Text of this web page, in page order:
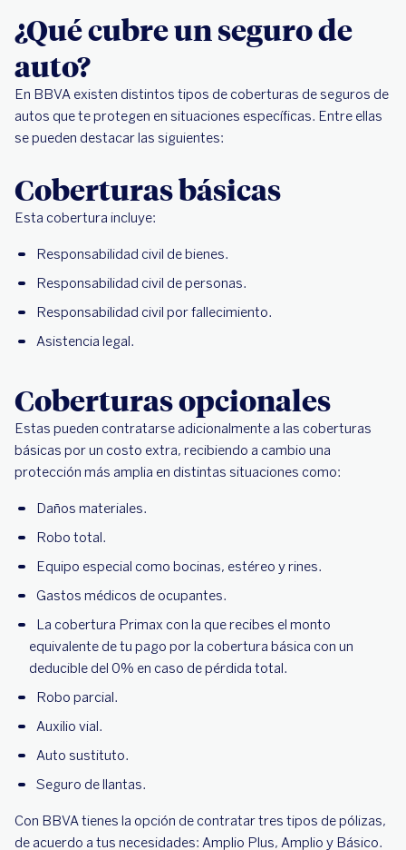
¿Qué cubre un seguro de
auto?
En BBVA existen distintos tipos de coberturas de seguros de
autos que te protegen en situaciones específicas. Entre ellas
se pueden destacar las siguientes:
Coberturas básicas
Esta cobertura incluye:
Responsabilidad civil de bienes.
Responsabilidad civil de personas.
Responsabilidad civil por fallecimiento.
Asistencia legal.
Coberturas opcionales
Estas pueden contratarse adicionalmente a las coberturas
básicas por un costo extra, recibiendo a cambio una
protección más amplia en distintas situaciones como:
Daños materiales.
Robo total.
Equipo especial como bocinas, estéreo y rines.
Gastos médicos de ocupantes.
La cobertura Primax con la que recibes el monto
equivalente de tu pago por la cobertura básica con un
deducible del 0% en caso de pérdida total.
Robo parcial.
Auxilio vial.
Auto sustituto.
Seguro de llantas.
Con BBVA tienes la opción de contratar tres tipos de pólizas,
de acuerdo a tus necesidades: Amplio Plus, Amplio y Básico.